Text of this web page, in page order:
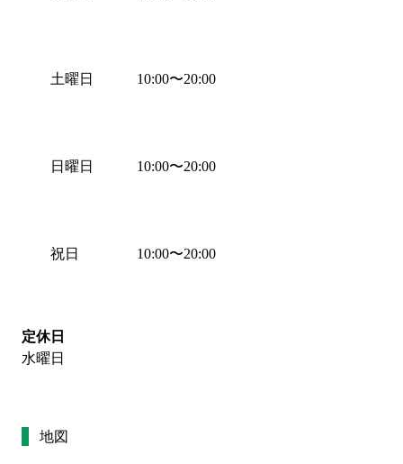
土曜日
日曜日
祝日
10:00〜20:00
10:00〜20:00
10:00〜20:00
定休日
水曜日
地図